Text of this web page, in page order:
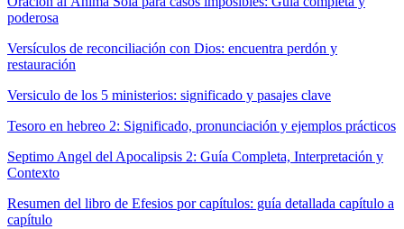
poderosa
Versículos de reconciliación con Dios: encuentra perdón y
restauración
Versiculo de los 5 ministerios: significado y pasajes clave
Tesoro en hebreo 2: Significado, pronunciación y ejemplos prácticos
Septimo Angel del Apocalipsis 2: Guía Completa, Interpretación y
Contexto
Resumen del libro de Efesios por capítulos: guía detallada capítulo a
capítulo